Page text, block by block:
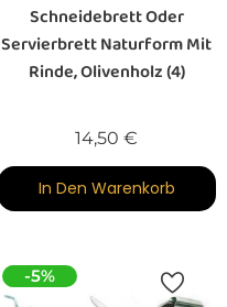
Schneidebrett Oder
Servierbrett Naturform Mit
Rinde, Olivenholz (4)
14,50 €
In Den Warenkorb
-5%